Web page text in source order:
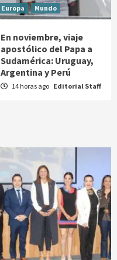
Europa Mundo
En noviembre, viaje
apostólico del Papa a
Sudamérica: Uruguay,
Argentina y Perú
14 horas ago Editorial Staff